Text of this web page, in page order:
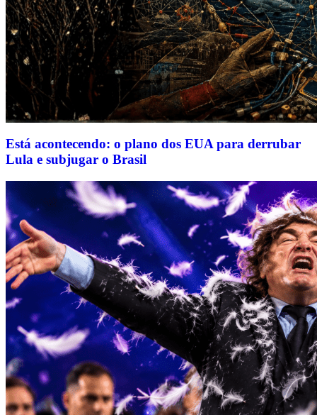
Está acontecendo: o plano dos EUA para derrubar
Lula e subjugar o Brasil